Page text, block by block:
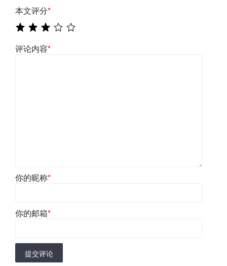
本文评分*
评论内容*
你的昵称*
你的邮箱*
提交评论